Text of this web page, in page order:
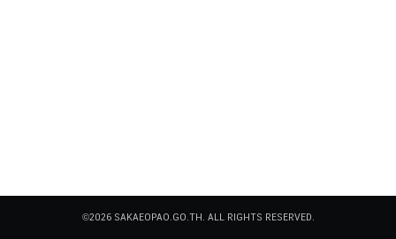
©2026 SAKAEOPAO.GO.TH. ALL RIGHTS RESERVED.